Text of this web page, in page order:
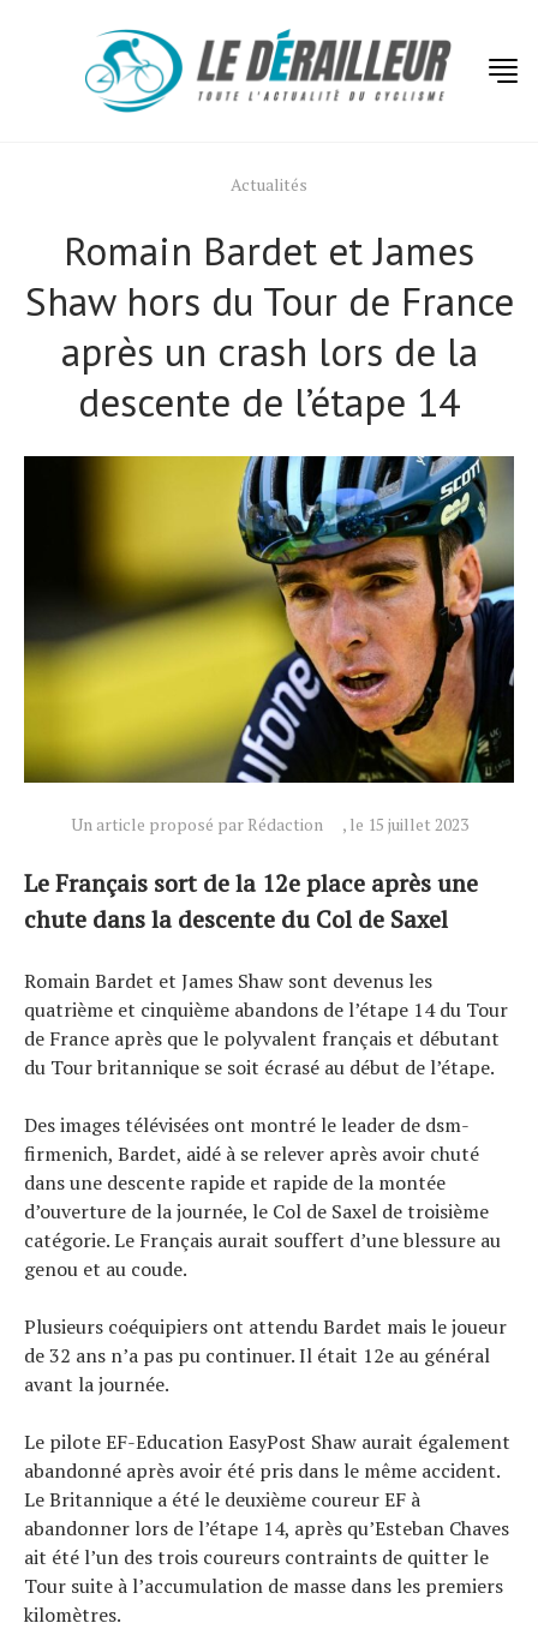
Actualités
Romain Bardet et James
Shaw hors du Tour de France
après un crash lors de la
descente de l’étape 14
Un article proposé par Rédaction , le 15 juillet 2023
Le Français sort de la 12e place après une
chute dans la descente du Col de Saxel
Romain Bardet et James Shaw sont devenus les
quatrième et cinquième abandons de l’étape 14 du Tour
de France après que le polyvalent français et débutant
du Tour britannique se soit écrasé au début de l’étape.
Des images télévisées ont montré le leader de dsm-
firmenich, Bardet, aidé à se relever après avoir chuté
dans une descente rapide et rapide de la montée
d’ouverture de la journée, le Col de Saxel de troisième
catégorie. Le Français aurait souffert d’une blessure au
genou et au coude.
Plusieurs coéquipiers ont attendu Bardet mais le joueur
de 32 ans n’a pas pu continuer. Il était 12e au général
avant la journée.
Le pilote EF-Education EasyPost Shaw aurait également
abandonné après avoir été pris dans le même accident.
Le Britannique a été le deuxième coureur EF à
abandonner lors de l’étape 14, après qu’Esteban Chaves
ait été l’un des trois coureurs contraints de quitter le
Tour suite à l’accumulation de masse dans les premiers
kilomètres.
Technologies
Tests de produits
Tous nos articles
À propos